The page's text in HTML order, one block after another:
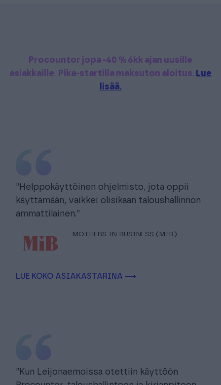
Procountor jopa -40 % 6kk ajan uusille
asiakkaille. Pika-startilla maksuton aloitus. Lue
lisää.
”Helppokäyttöinen ohjelmisto, jota oppii
käyttämään, vaikkei olisikaan taloushallinnon
ammattilainen.”
MOTHERS IN BUSINESS (MIB)
LUE KOKO ASIAKASTARINA ⟶
”Kun Leijonaemoissa otettiin käyttöön